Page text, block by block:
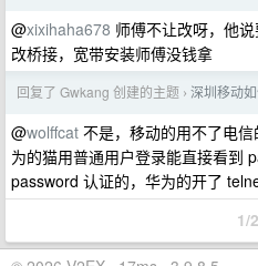
@xixihaha678 师傅不让改呀，他
改桥接，宽带安装师傅没钱拿
回复了 Gwkang 创建的主题 › 深圳移动
@wolffcat 不是，移动的用不了电
为的猫用普通用户登录能直接看到
password 认证的，华为的开了
1/2